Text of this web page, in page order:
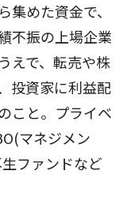
めた資金で、
不振の上場企業
えで、転売や株
投資家に利益配
こと。プライベ
マネジメン
ファンドなど